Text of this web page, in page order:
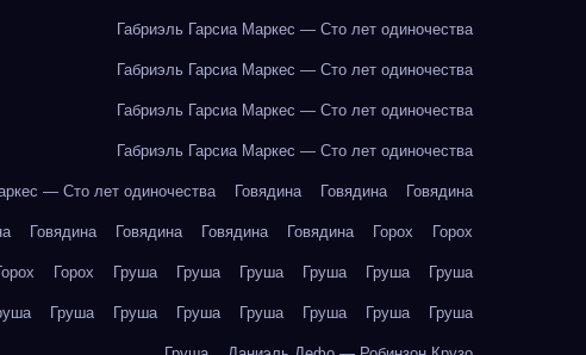
Габриэль Гарсиа Маркес — Сто лет одиночества
Габриэль Гарсиа Маркес — Сто лет одиночества
Габриэль Гарсиа Маркес — Сто лет одиночества
Габриэль Гарсиа Маркес — Сто лет одиночества
— Сто лет одиночества Говядина Говядина Говядина
Говядина Говядина Говядина Говядина Горох Горох
Горох Груша Груша Груша Груша Груша Груша
Груша Груша Груша Груша Груша Груша Груша